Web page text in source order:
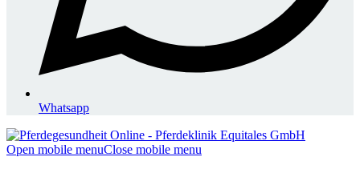
Whatsapp
Open mobile menuClose mobile menu